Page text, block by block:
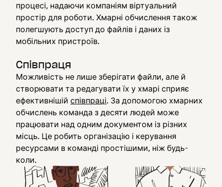
процесі, надаючи компаніям віртуальний
простір для роботи. Хмарні обчислення також
полегшують доступ до файлів і даних із
мобільних пристроїв.
Співпраця
Можливість не лише зберігати файли, але й
створювати та редагувати їх у хмарі сприяє
ефективнішій співпраці. За допомогою хмарних
обчислень команда з десяти людей може
працювати над одним документом із різних
місць. Це робить організацію і керування
ресурсами в команді простішими, ніж будь-
коли.